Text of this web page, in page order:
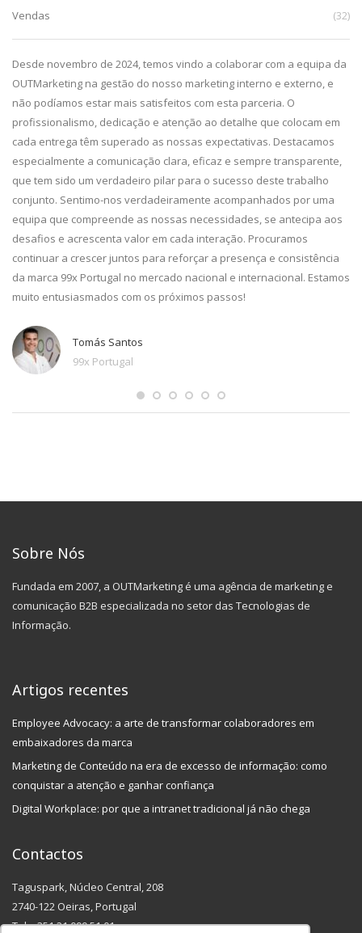
Vendas
(32)
Desde novembro de 2024, temos vindo a colaborar com a equipa da
OUTMarketing na gestão do nosso marketing interno e externo, e
não podíamos estar mais satisfeitos com esta parceria. O
profissionalismo, dedicação e atenção ao detalhe que colocam em
cada entrega têm superado as nossas expectativas. Destacamos
especialmente a comunicação clara, eficaz e sempre transparente,
que tem sido um verdadeiro pilar para o sucesso deste trabalho
conjunto. Sentimo-nos verdadeiramente acompanhados por uma
equipa que compreende as nossas necessidades, se antecipa aos
desafios e acrescenta valor em cada interação. Procuramos
continuar a crescer juntos para reforçar a presença e consistência
da marca 99x Portugal no mercado nacional e internacional. Estamos
muito entusiasmados com os próximos passos!
Tomás Santos
99x Portugal
Sobre Nós
Fundada em 2007, a OUTMarketing é uma agência de marketing e
comunicação B2B especializada no setor das Tecnologias de
Informação.
Artigos recentes
Employee Advocacy: a arte de transformar colaboradores em
embaixadores da marca
Marketing de Conteúdo na era de excesso de informação: como
conquistar a atenção e ganhar confiança
Digital Workplace: por que a intranet tradicional já não chega
Contactos
Taguspark, Núcleo Central, 208
2740-122 Oeiras, Portugal
Tel: +351 21 099 51 01